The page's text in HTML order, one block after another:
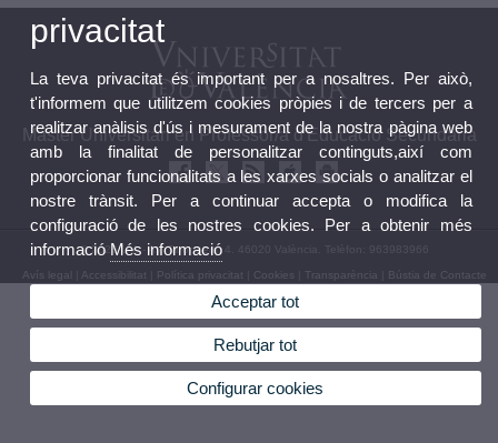
Màster Universitari en Professor/a d'Educació Secundària
© 2026 UV. - Av. Tarongers, 4. 46020 València. Telèfon: 963983966
Avís legal Accessibilitat Política privacitat Cookies Transparència Bústia de Contacte
privacitat
La teva privacitat és important per a nosaltres. Per això,
t'informem que utilitzem cookies pròpies i de tercers per a
realitzar anàlisis d'ús i mesurament de la nostra pàgina web
amb la finalitat de personalitzar continguts,així com
proporcionar funcionalitats a les xarxes socials o analitzar el
nostre trànsit. Per a continuar accepta o modifica la
configuració de les nostres cookies. Per a obtenir més
informació Més informació
Acceptar tot
Rebutjar tot
Configurar cookies